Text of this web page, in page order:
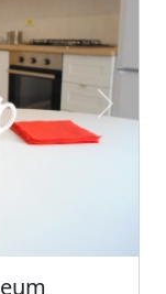
Next